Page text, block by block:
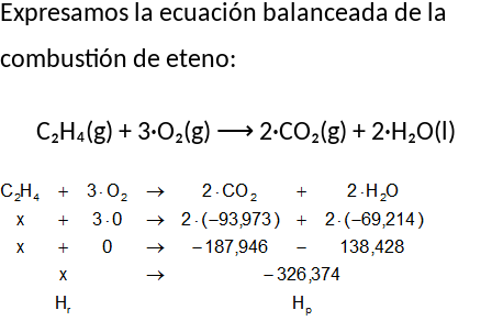
Expresamos la ecuación balanceada de la
combustión de eteno:
C₂H₄(g) + 3·O₂(g) ⟶ 2·CO₂(g) + 2·H₂O(l)